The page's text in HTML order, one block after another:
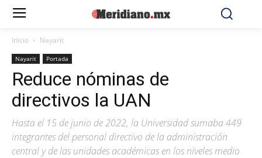
Inicio Nayarit
Nayarit Portada
Reduce nóminas de
directivos la UAN
Hasta el 15 de junio de 2022, la Universidad sumaba 449
integrantes del personal directivo de la administración
central y de las unidades académicas en los niveles medio